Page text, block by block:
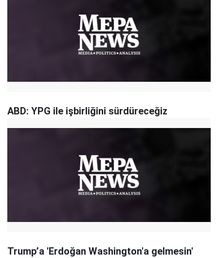
ABD: YPG ile işbirliğini sürdüreceğiz
Trump’a 'Erdoğan Washington'a gelmesin'